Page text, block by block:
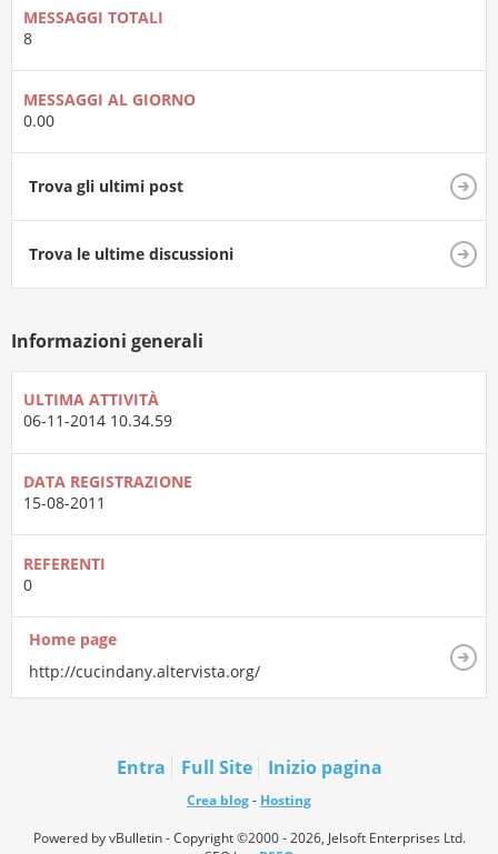
MESSAGGI TOTALI
8
MESSAGGI AL GIORNO
0.00
Trova gli ultimi post
Trova le ultime discussioni
Informazioni generali
ULTIMA ATTIVITÀ
06-11-2014 10.34.59
DATA REGISTRAZIONE
15-08-2011
REFERENTI
0
Home page
http://cucindany.altervista.org/
Entra Full Site Inizio pagina
Crea blog- Hosting
Powered by vBulletin - Copyright ©2000 - 2026, Jelsoft Enterprises Ltd.